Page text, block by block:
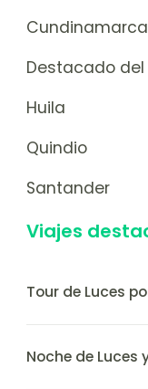
Cundinamarca
Destacado
Huila
Quindio
Santander
Viajes
Tour de Luces
Noche de Luces